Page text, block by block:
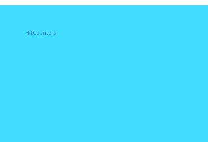
HitCounters